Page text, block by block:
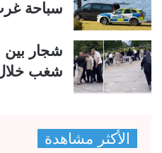
سباحة
شجار بين
شغب
الأكثر مشاهدة